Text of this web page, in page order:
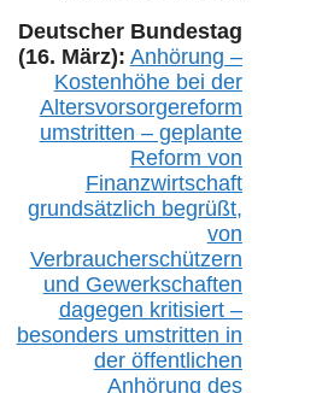
Deutscher Bundestag
(16. März): Anhörung –
Kostenhöhe bei der
Altersvorsorgereform
umstritten – geplante
Reform von
Finanzwirtschaft
grundsätzlich begrüßt,
von
Verbraucherschützern
und Gewerkschaften
dagegen kritisiert –
besonders umstritten in
der öffentlichen
Anhörung des